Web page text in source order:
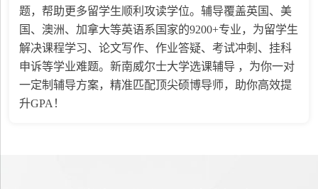
题，帮助更多留学生顺利攻读学位。辅导覆盖英国、美
国、澳洲、加拿大等英语系国家的9200+专业，为留学生
解决课程学习、论文写作、作业答疑、考试冲刺、挂科
申诉等学业难题。新南威尔士大学选课辅导 ，为你一对
一定制辅导方案，精准匹配顶尖硕博导师，助你高效提
升GPA！